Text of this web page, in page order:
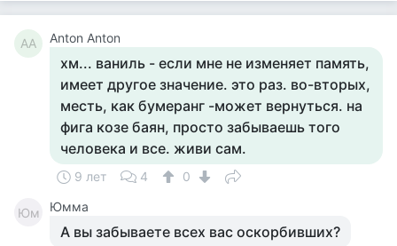
AA Anton Anton
хм... ваниль - если мне не изменяет память,
имеет другое значение. это раз. во-вторых,
месть, как бумеранг -может вернуться. на
фига козе баян, просто забываешь того
человека и все. живи сам.
9 лет 4 0
Юм Юмма
А вы забываете всех вас оскорбивших?